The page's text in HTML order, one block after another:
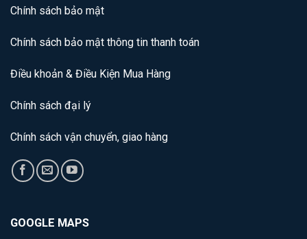
Chính sách bảo mật
Chính sách bảo mật thông tin thanh toán
Điều khoản & Điều Kiện Mua Hàng
Chính sách đại lý
Chính sách vận chuyển, giao hàng
GOOGLE MAPS